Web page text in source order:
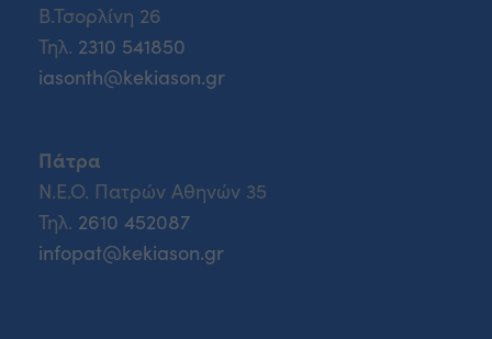
Β.Τσορλίνη 26
Τηλ. 2310 541850
iasonth@kekiason.gr
Πάτρα
Ν.Ε.Ο. Πατρών Αθηνών 35
Τηλ. 2610 452087
infopat@kekiason.gr